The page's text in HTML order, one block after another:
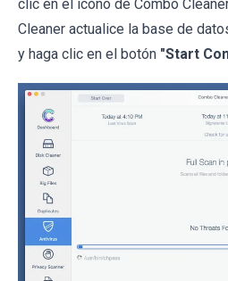
clic en el icono de Combo
Cleaner actualice la base de
y haga clic en el botón "Start